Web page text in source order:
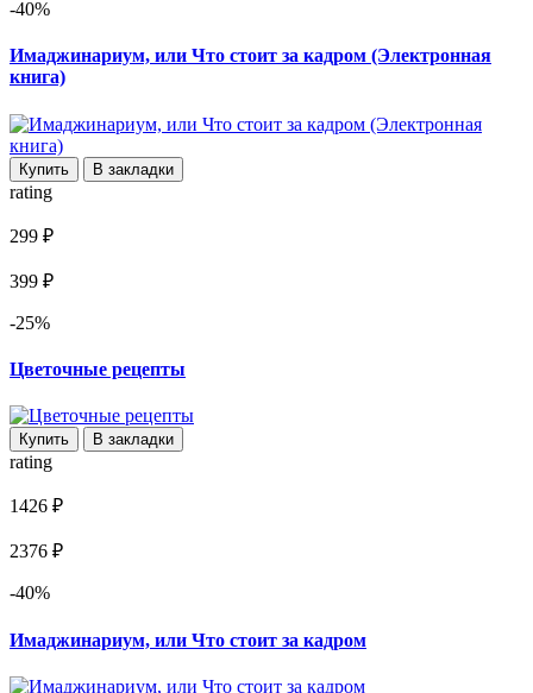
-40%
Имаджинариум, или Что стоит за кадром (Электронная
книга)
Купить В закладки
rating
299 ₽
399 ₽
-25%
Цветочные рецепты
Купить В закладки
rating
1426 ₽
2376 ₽
-40%
Имаджинариум, или Что стоит за кадром